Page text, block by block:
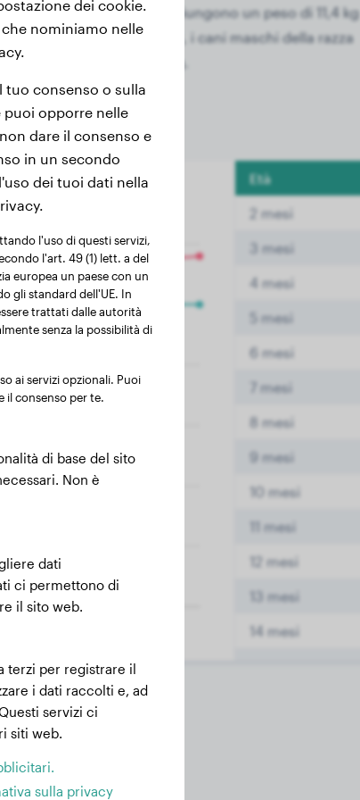
Generalmente raggiungono un peso di 11,4 kg
per altri 9 mesi, i cani maschi della razza
che varia tra 30 - 34 kg.
Età
2 mesi
3 mesi
4 mesi
5 mesi
6 mesi
7 mesi
8 mesi
9 mesi
10 mesi
11 mesi
12 mesi
13 mesi
14 mesi
dei cookie.
nominiamo nelle
consenso o sulla
puoi opporre nelle
dare il consenso e
in un secondo
dei tuoi dati nella
l'uso di questi servizi,
l'art. 49 (1) lett. a del
europea un paese con un
gli standard dell'UE. In
trattati dalle autorità
senza la possibilità di
ai servizi opzionali. Puoi
il consenso per te.
di base del sito
Non è
dati
ci permettono di
il sito web.
terzi per registrare il
i dati raccolti e, ad
servizi ci
siti web.
sulla privacy